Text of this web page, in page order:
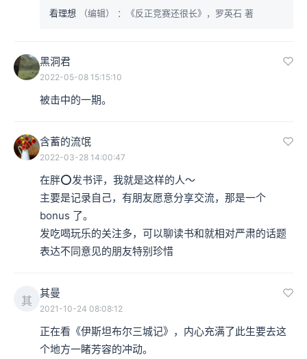
看理想 （编辑） ：《反正竞赛还很长》，罗英石 著
黑洞君
2022-05-08 15:15:10
被击中的一期。
含蓄的流氓
2022-03-28 14:00:47
在胖⭕️发书评，我就是这样的人～
主要是记录自己，有朋友愿意分享交流，那是一个
bonus 了。
发吃喝玩乐的关注多，可以聊读书和就相对严肃的话题
表达不同意见的朋友特别珍惜
其
其曼
2021-10-24 08:08:12
正在看《伊斯坦布尔三城记》，内心充满了此生要去这
个地方一睹芳容的冲动。